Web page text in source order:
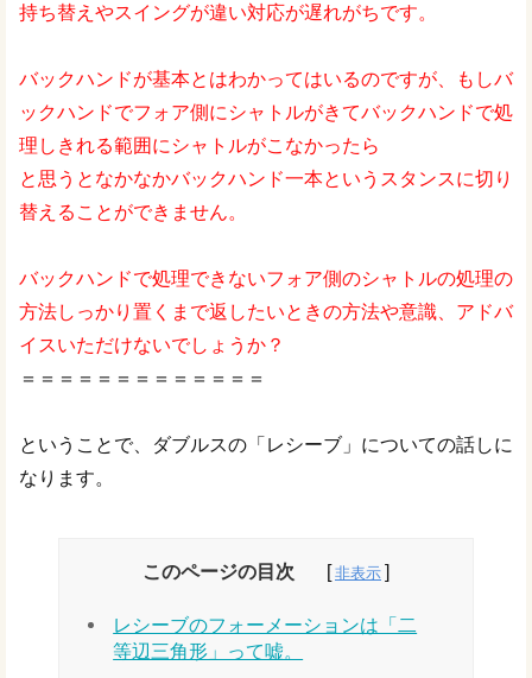
持ち替えやスイングが違い対応が遅れがちです。
バックハンドが基本とはわかってはいるのですが、もしバ
ックハンドでフォア側にシャトルがきてバックハンドで処
理しきれる範囲にシャトルがこなかったら
と思うとなかなかバックハンド一本というスタンスに切り
替えることができません。
バックハンドで処理できないフォア側のシャトルの処理の
方法しっかり置くまで返したいときの方法や意識、アドバ
イスいただけないでしょうか？
＝＝＝＝＝＝＝＝＝＝＝＝＝
ということで、ダブルスの「レシーブ」についての話しに
なります。
このページの目次
レシーブのフォーメーションは「二
等辺三角形」って嘘。